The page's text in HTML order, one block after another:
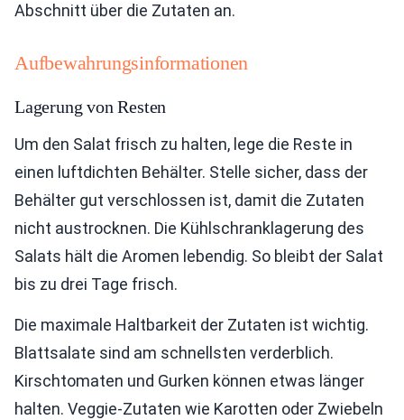
Abschnitt über die Zutaten an.
Aufbewahrungsinformationen
Lagerung von Resten
Um den Salat frisch zu halten, lege die Reste in
einen luftdichten Behälter. Stelle sicher, dass der
Behälter gut verschlossen ist, damit die Zutaten
nicht austrocknen. Die Kühlschranklagerung des
Salats hält die Aromen lebendig. So bleibt der Salat
bis zu drei Tage frisch.
Die maximale Haltbarkeit der Zutaten ist wichtig.
Blattsalate sind am schnellsten verderblich.
Kirschtomaten und Gurken können etwas länger
halten. Veggie-Zutaten wie Karotten oder Zwiebeln